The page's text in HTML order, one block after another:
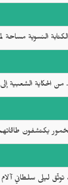
النسوية مساحة
من الحكاية الشعبية
يكتشفون
توثّق ليلى سلطاني